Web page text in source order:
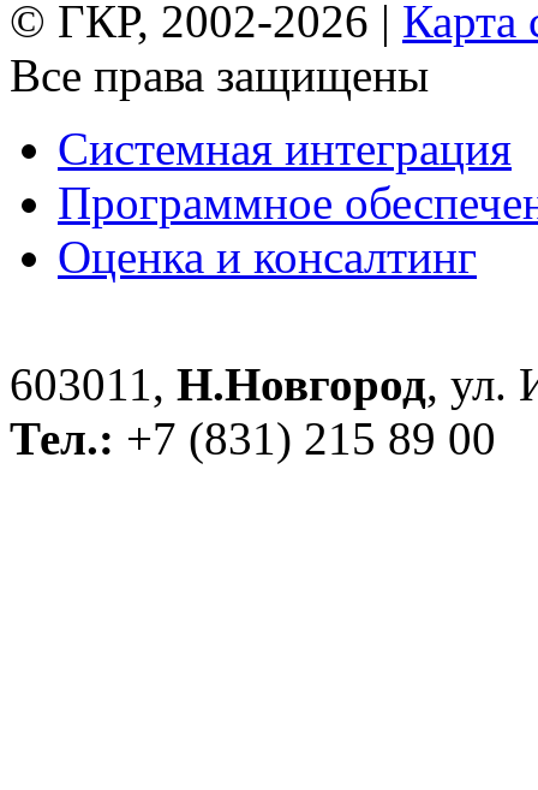
© ГКР, 2002-2026 | Карта
Все права защищены
Системная интеграция
Программное
Оценка и консалтинг
603011, Н.Новгород, ул.
Тел.: +7 (831) 215 89 00